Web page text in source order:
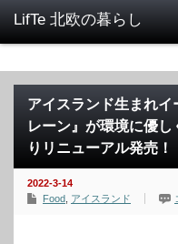
アイスランド生まれ
レーン』が環境に優し
りリニューアル発売！
2022-3-14
Food アイスランド